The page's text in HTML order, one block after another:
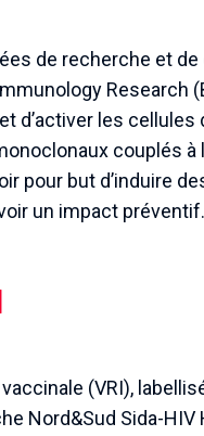
de recherche et
Research
d’activer les
couplés
pour but d’induire
un impact préventif.
(VRI),
Nord&Sud Sida-